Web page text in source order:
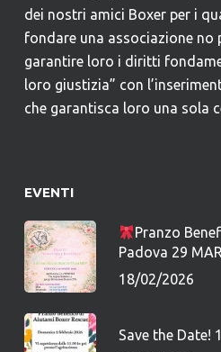
dei nostri amici Boxer per i
fondare una associazione
garantire loro i diritti
loro giustizia” con
che garantisca loro una sola
EVENTI
Pranzo
Padova 29
18/02/2026
Save the Date!